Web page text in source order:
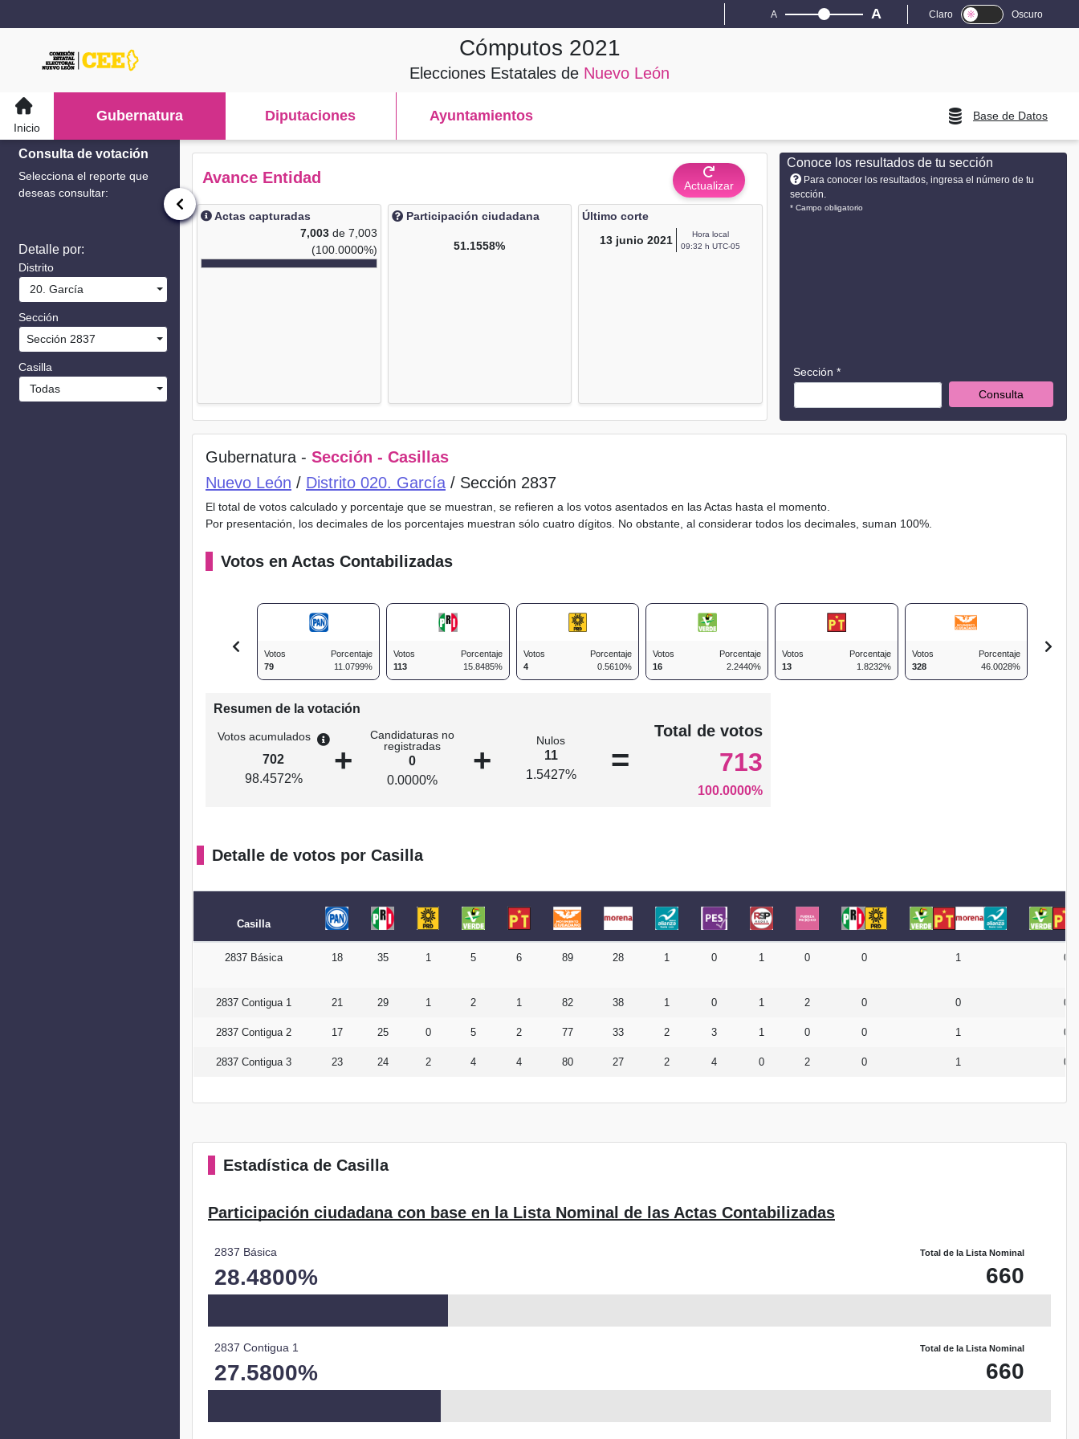
A A Claro Oscuro
Cómputos 2021
Elecciones Estatales de Nuevo León
Inicio
Gubernatura Diputaciones Ayuntamientos Base de Datos
Consulta de votación
Selecciona el reporte que
deseas consultar:
Detalle por:
Distrito
20. García
Sección
Sección 2837
Casilla
Todas
Avance Entidad Actualizar
Actas capturadas
7,003 de 7,003
(100.0000%)
Participación ciudadana
51.1558%
Último corte
13 junio 2021
Hora local
09:32 h UTC-05
Conoce los resultados de tu sección
Para conocer los resultados, ingresa el número de tu
sección.
* Campo obligatorio
Sección *
Consulta
Gubernatura - Sección - Casillas
Nuevo León / Distrito 020. García / Sección 2837
El total de votos calculado y porcentaje que se muestran, se refieren a los votos asentados en las Actas hasta el momento.
Por presentación, los decimales de los porcentajes muestran sólo cuatro dígitos. No obstante, al considerar todos los decimales, suman 100%.
Votos en Actas Contabilizadas
Votos
79
Porcentaje
11.0799%
Votos
113
Porcentaje
15.8485%
Votos
4
Porcentaje
0.5610%
Votos
16
Porcentaje
2.2440%
Votos
13
Porcentaje
1.8232%
Votos
328
Porcentaje
46.0028%
Votos
Resumen de la votación
Votos acumulados
702
98.4572%
+
Candidaturas no
registradas
0
0.0000%
+
Nulos
11
1.5427%
=
Total de votos
713
100.0000%
Detalle de votos por Casilla
Casilla
2837 Básica 18 35 1 5 6 89 28 1 0 1 0 0 1 0
2837 Contigua 1 21 29 1 2 1 82 38 1 0 1 2 0 0 0
2837 Contigua 2 17 25 0 5 2 77 33 2 3 1 0 0 1 0
2837 Contigua 3 23 24 2 4 4 80 27 2 4 0 2 0 1 0
Estadística de Casilla
Participación ciudadana con base en la Lista Nominal de las Actas Contabilizadas
2837 Básica
28.4800%
Total de la Lista Nominal
660
2837 Contigua 1
27.5800%
Total de la Lista Nominal
660